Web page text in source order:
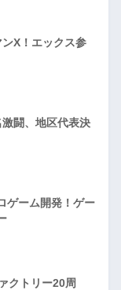
X！エックス参
闘、地区代表決
ゲーム開発！ゲー
クトリー20周